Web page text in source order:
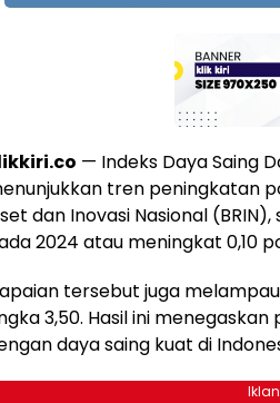
— Indeks Daya Saing
tren peningkatan
dan Inovasi Nasional
2024 atau meningkat 0,10
tersebut juga
3,50. Hasil ini
daya saing kuat di